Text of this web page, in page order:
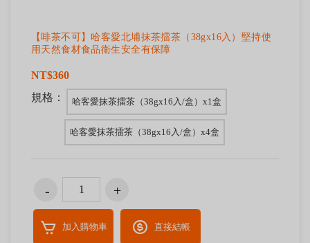
【啡茶不可】哈客愛北埔抹茶擂茶（38gx16入）堅持使
用天然食材食品衛生安全有保障
NT$360
規格：
哈客愛抹茶擂茶（38gx16入/盒）x1盒
哈客愛抹茶擂茶（38gx16入/盒）x4盒
加入購物車 直接結帳